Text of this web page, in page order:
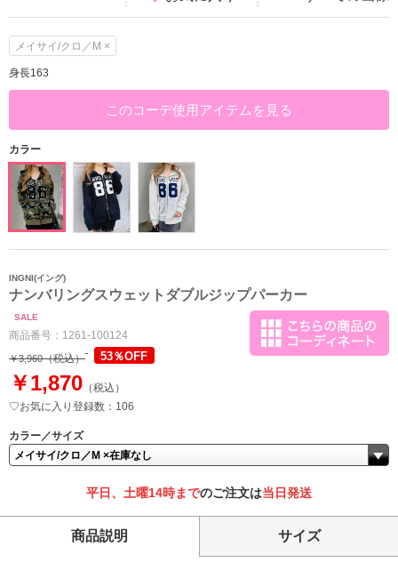
メイサイ/クロ／M ×
身長163
このコーデ使用アイテムを見る
カラー
INGNI(イング)
ナンバリングスウェットダブルジップパーカー
SALE
商品番号： 1261-100124
￥3,960（税込） 53％OFF
￥1,870 （税込）
♡お気に入り登録数：106
カラー／サイズ
平日、土曜14時までのご注文は当日発送
商品説明 サイズ